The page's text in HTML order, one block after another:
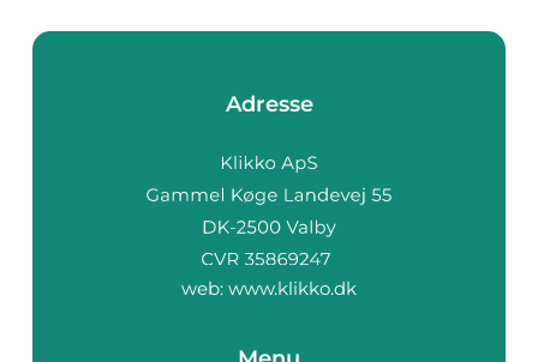
Adresse
web: www.klikko.dk